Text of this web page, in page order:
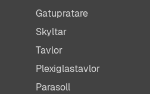
Gatupratare
Skyltar
Tavlor
Plexiglastavlor
Parasoll